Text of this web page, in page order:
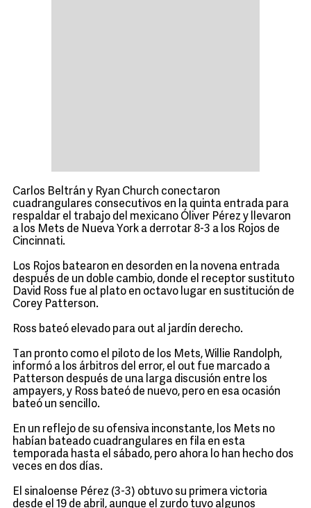
Carlos Beltrán y Ryan Church conectaron
cuadrangulares consecutivos en la quinta entrada para
respaldar el trabajo del mexicano Óliver Pérez y llevaron
a los Mets de Nueva York a derrotar 8-3 a los Rojos de
Cincinnati.
Los Rojos batearon en desorden en la novena entrada
después de un doble cambio, donde el receptor sustituto
David Ross fue al plato en octavo lugar en sustitución de
Corey Patterson.
Ross bateó elevado para out al jardín derecho.
Tan pronto como el piloto de los Mets, Willie Randolph,
informó a los árbitros del error, el out fue marcado a
Patterson después de una larga discusión entre los
ampayers, y Ross bateó de nuevo, pero en esa ocasión
bateó un sencillo.
En un reflejo de su ofensiva inconstante, los Mets no
habían bateado cuadrangulares en fila en esta
temporada hasta el sábado, pero ahora lo han hecho dos
veces en dos días.
El sinaloense Pérez (3-3) obtuvo su primera victoria
desde el 19 de abril, aunque el zurdo tuvo algunos